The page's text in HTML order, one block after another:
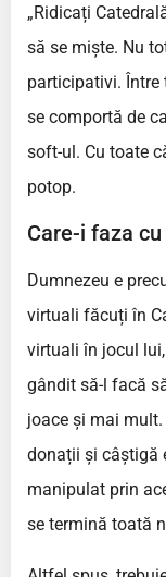
„Ridicați
să se miște. Nu
participativi. Între
se comportă de
soft-ul. Cu toate
potop.
Care-i faza
Dumnezeu e
virtuali făcuți în
virtuali în jocul
gândit să-l facă
joace și mai
donații și câștigă
manipulat prin
se termină toată